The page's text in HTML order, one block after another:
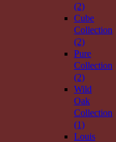
(2)
Cube
Collection
(2)
Pure
Collection
(2)
Wild
Oak
Collection
(1)
Louis